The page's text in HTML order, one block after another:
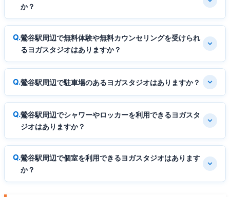
か？
鶯谷駅周辺で無料体験や無料カウンセリングを受けられ
るヨガスタジオはありますか？
鶯谷駅周辺で駐車場のあるヨガスタジオはありますか？
鶯谷駅周辺でシャワーやロッカーを利用できるヨガスタ
ジオはありますか？
鶯谷駅周辺で個室を利用できるヨガスタジオはあります
か？